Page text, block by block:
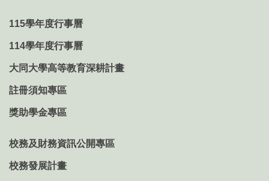
115學年度行事曆
114學年度行事曆
大同大學高等教育深耕計畫
註冊須知專區
獎助學金專區
校務及財務資訊公開專區
校務發展計畫